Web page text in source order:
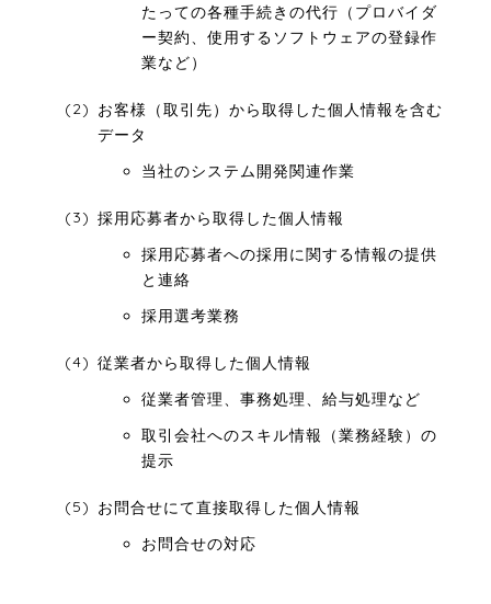
たっての各種手続きの代行（プロバイダ
ー契約、使用するソフトウェアの登録作
業など）
お客様（取引先）から取得した個人情報を含む
データ
当社のシステム開発関連作業
採用応募者から取得した個人情報
採用応募者への採用に関する情報の提供
と連絡
採用選考業務
従業者から取得した個人情報
従業者管理、事務処理、給与処理など
取引会社へのスキル情報（業務経験）の
提示
お問合せにて直接取得した個人情報
お問合せの対応